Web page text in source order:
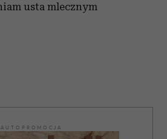
usta mlecznym
AUTOPROMOCJA